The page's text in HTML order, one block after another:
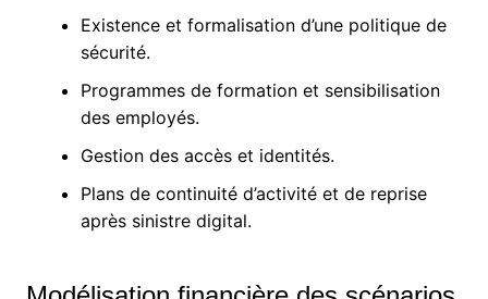
Existence et formalisation d’une politique de
sécurité.
Programmes de formation et sensibilisation
des employés.
Gestion des accès et identités.
Plans de continuité d’activité et de reprise
après sinistre digital.